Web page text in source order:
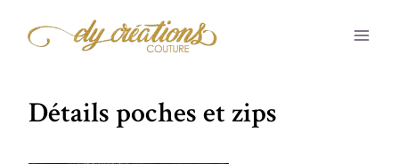
Détails poches et zips